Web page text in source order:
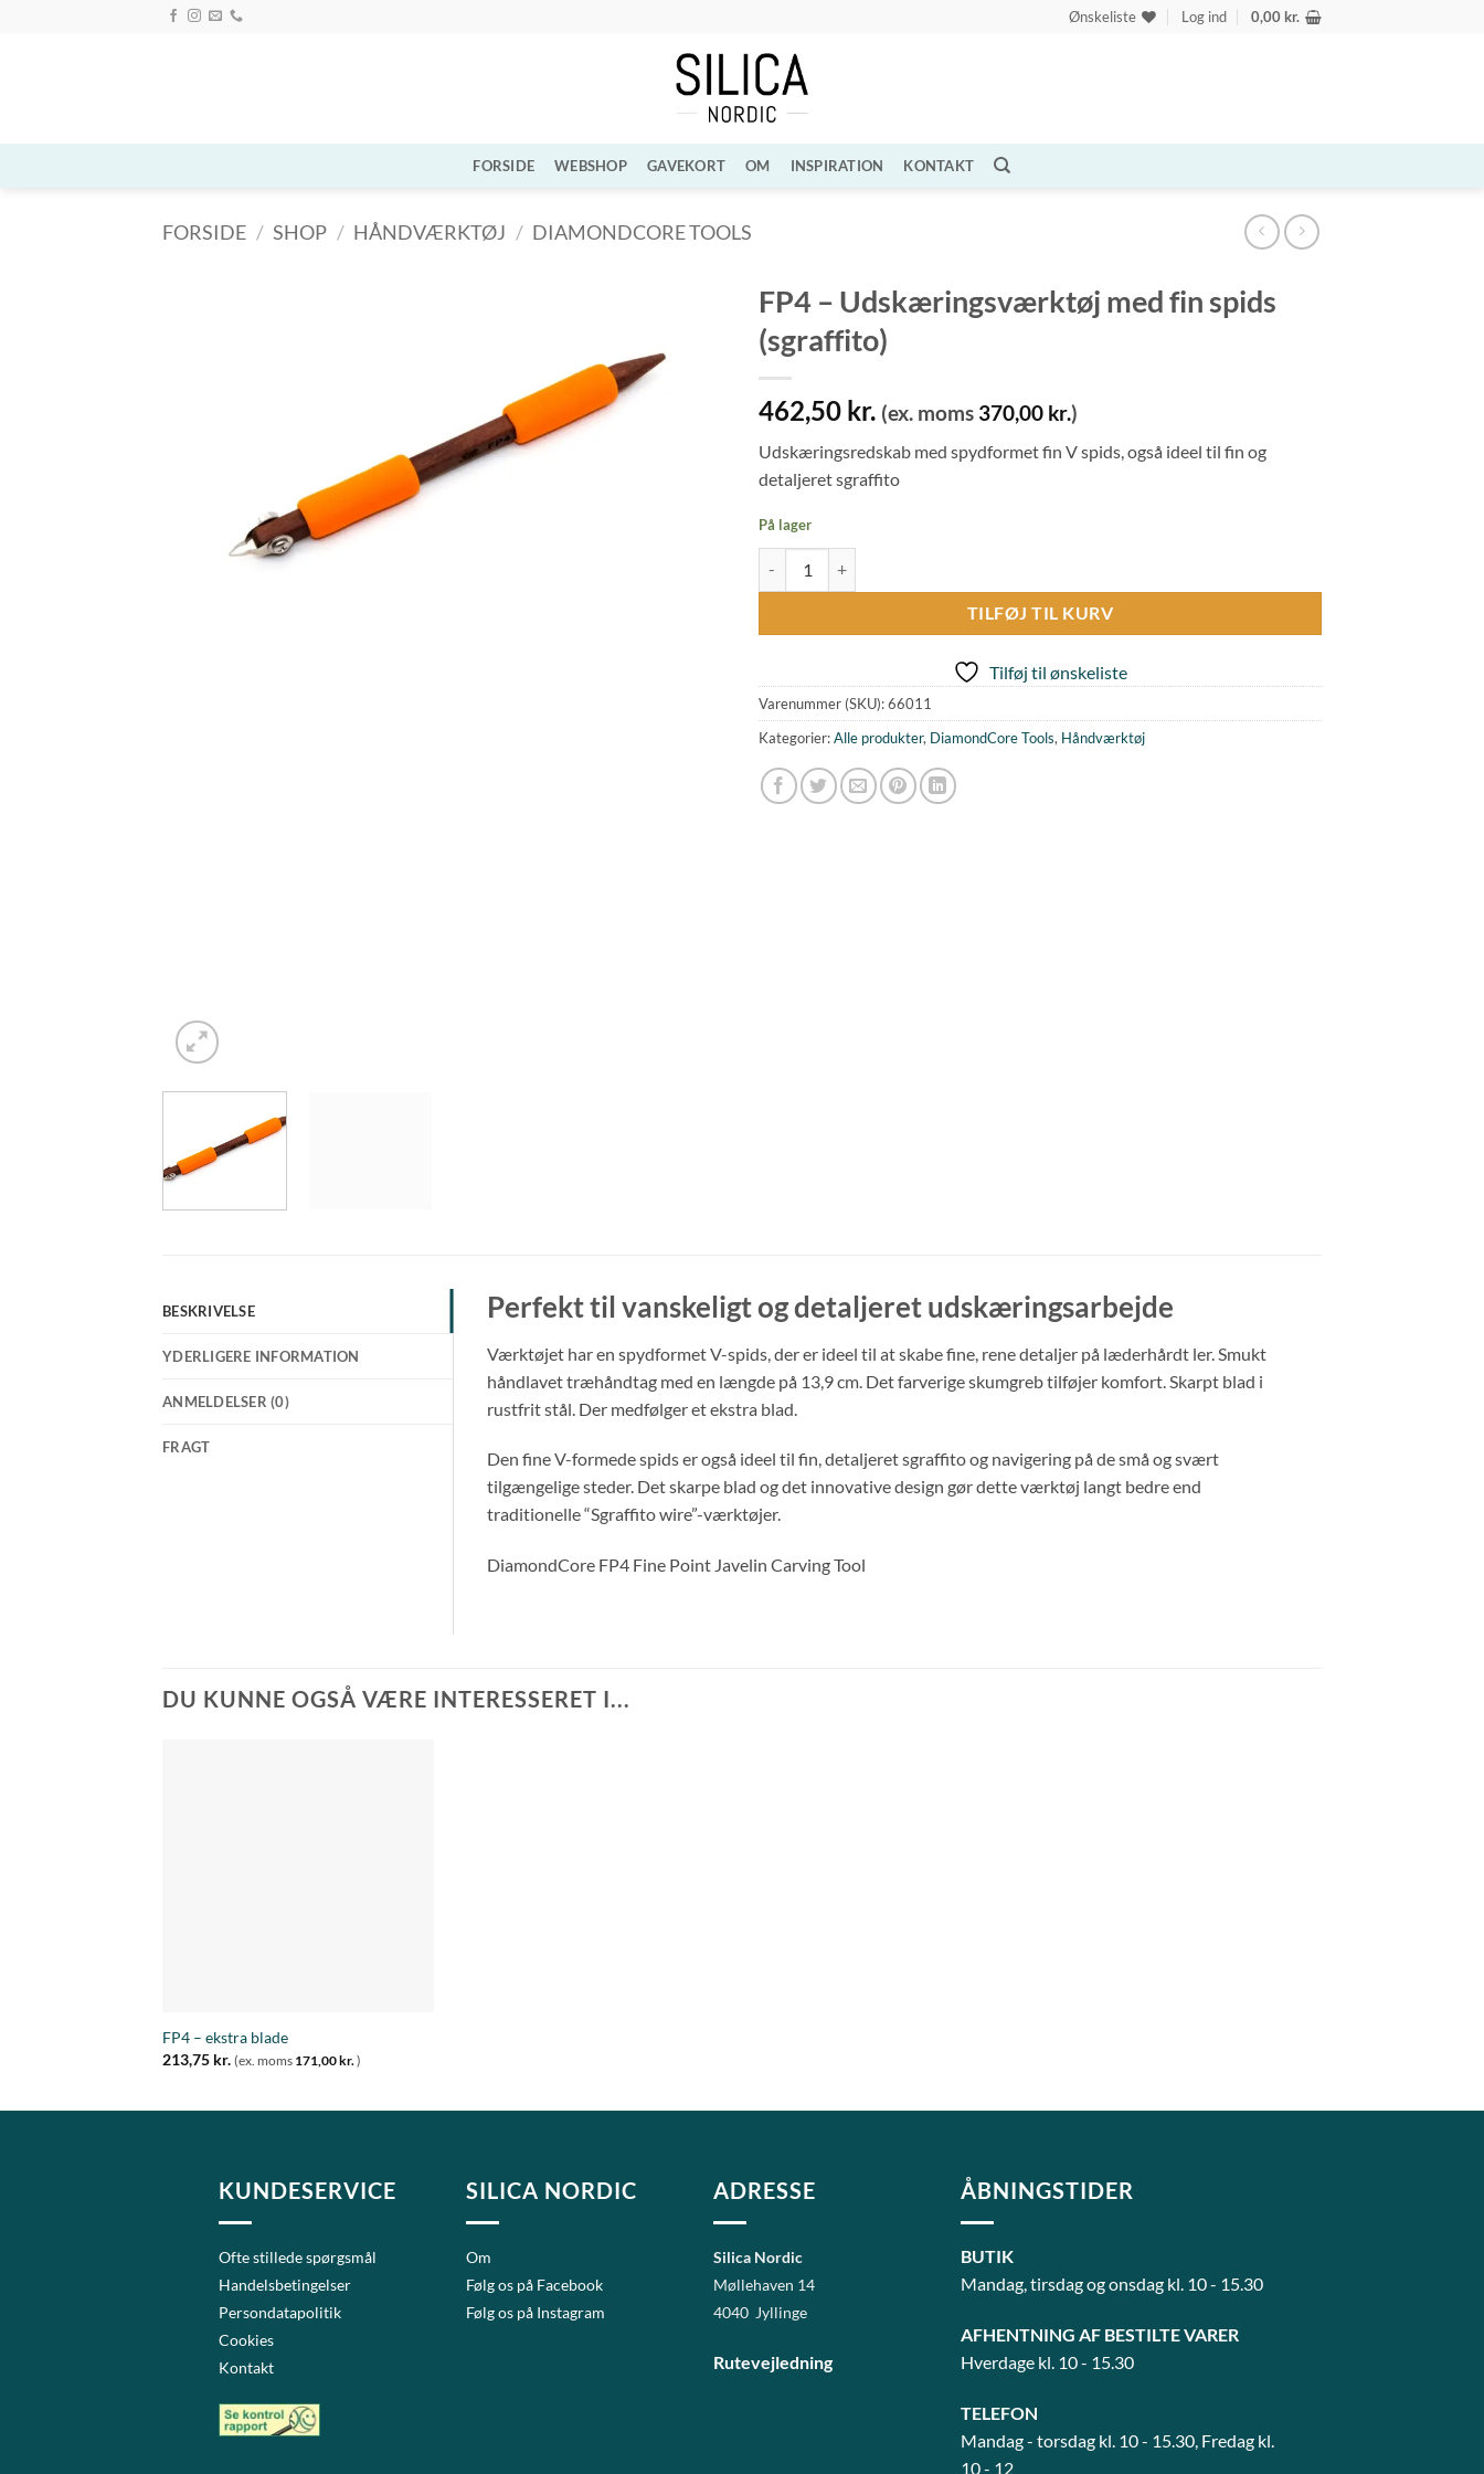
Ønskeliste Log ind 0,00 kr.
FORSIDE WEBSHOP GAVEKORT OM INSPIRATION KONTAKT
FORSIDE / SHOP / HÅNDVÆRKTØJ / DIAMONDCORE TOOLS
ønskeliste
FP4 – Udskæringsværktøj med fin spids
(sgraffito)
462,50 kr. (ex. moms 370,00 kr.)
Udskæringsredskab med spydformet fin V spids, også ideel til fin og
detaljeret sgraffito
På lager
TILFØJ TIL KURV
Tilføj til ønskeliste
Varenummer (SKU):66011
Kategorier:Alle produkter, DiamondCore Tools, Håndværktøj
BESKRIVELSE
YDERLIGERE INFORMATION
ANMELDELSER (0)
FRAGT
Perfekt til vanskeligt og detaljeret udskæringsarbejde
Værktøjet har en spydformet V-spids, der er ideel til at skabe fine, rene detaljer på læderhårdt ler. Smukt
håndlavet træhåndtag med en længde på 13,9 cm. Det farverige skumgreb tilføjer komfort. Skarpt blad i
rustfrit stål. Der medfølger et ekstra blad.
Den fine V-formede spids er også ideel til fin, detaljeret sgraffito og navigering på de små og svært
tilgængelige steder. Det skarpe blad og det innovative design gør dette værktøj langt bedre end
traditionelle “Sgraffito wire”-værktøjer.
DiamondCore FP4 Fine Point Javelin Carving Tool
DU KUNNE OGSÅ VÆRE INTERESSERET I...
FP4 – ekstra blade
213,75 kr. (ex. moms 171,00kr. )
KUNDESERVICE
Ofte stillede spørgsmål
Handelsbetingelser
Persondatapolitik
Cookies
Kontakt
SILICA NORDIC
Om
Følg os på Facebook
Følg os på Instagram
ADRESSE
Silica Nordic
Møllehaven 14
4040 Jyllinge
Rutevejledning
ÅBNINGSTIDER
BUTIK
Mandag, tirsdag og onsdag kl. 10 - 15.30
AFHENTNING AF BESTILTE VARER
Hverdage kl. 10 - 15.30
TELEFON
Mandag - torsdag kl. 10 - 15.30, Fredag kl.
10 - 12